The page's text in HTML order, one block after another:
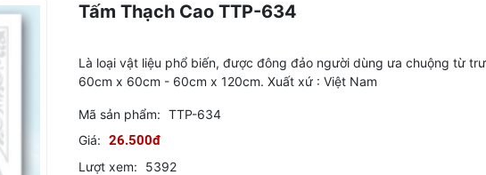
Tấm Thạch Cao TTP-634
Là loại vật liệu phổ biến, được đông đảo người dùng ưa chuộng từ
60cm x 60cm - 60cm x 120cm. Xuất xứ : Việt Nam
Mã sản phẩm: TTP-634
Giá: 26.500đ
Lượt xem: 5392